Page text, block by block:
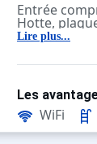
Entrée
Hotte,
cafetière et
table, 4
Salle de
Escalier /
(hauteur
Neuve)
Local à ski
Lire plus...
Les
WiFi